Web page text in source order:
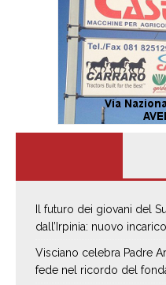
Il futuro dei giovani del
dall’Irpinia: nuovo
Visciano celebra Padre
fede nel ricordo del